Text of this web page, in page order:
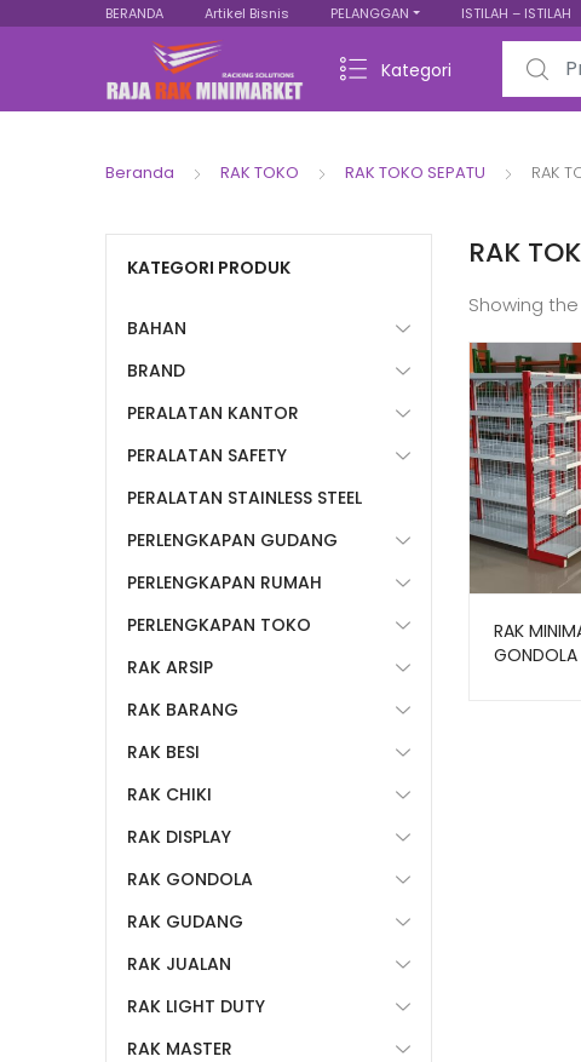
BERANDA Artikel Bisnis PELANGGAN ISTILAH – ISTILAH
Kategori
Search for:
Beranda RAK TOKO RAK TOKO SEPATU RAK
RAK
Showing the
RAK
KATEGORI PRODUK
BAHAN
BRAND
PERALATAN KANTOR
PERALATAN SAFETY
PERALATAN STAINLESS STEEL
PERLENGKAPAN GUDANG
PERLENGKAPAN RUMAH
PERLENGKAPAN TOKO
RAK ARSIP
RAK BARANG
RAK BESI
RAK CHIKI
RAK DISPLAY
RAK GONDOLA
RAK GUDANG
RAK JUALAN
RAK LIGHT DUTY
RAK MASTER